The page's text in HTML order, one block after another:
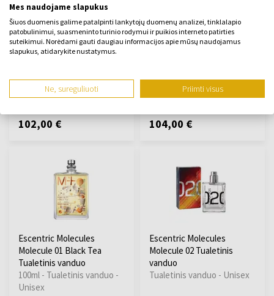
Escentric Molecules
Molecule 01 Guaiac Wood
Tualetinis vanduo
100ml - Tualetinis vanduo -
Yra sandėlyje
102,00 €
Escentric Molecules
Molecule 01 Ginger
Tualetinis vanduo
Yra sandėlyje
104,00 €
Escentric Molecules
Molecule 01 Black Tea
Tualetinis vanduo
100ml - Tualetinis vanduo -
Unisex
Escentric Molecules
Molecule 02 Tualetinis
vanduo
Tualetinis vanduo - Unisex
Mes naudojame slapukus
Šiuos duomenis galime patalpinti lankytojų duomenų analizei, tinklalapio
patobulinimui, suasmeninto turinio rodymui ir puikios interneto patirties
suteikimui. Norėdami gauti daugiau informacijos apie mūsų naudojamus
slapukus, atidarykite nustatymus.
Ne, sureguliuoti Priimti visus